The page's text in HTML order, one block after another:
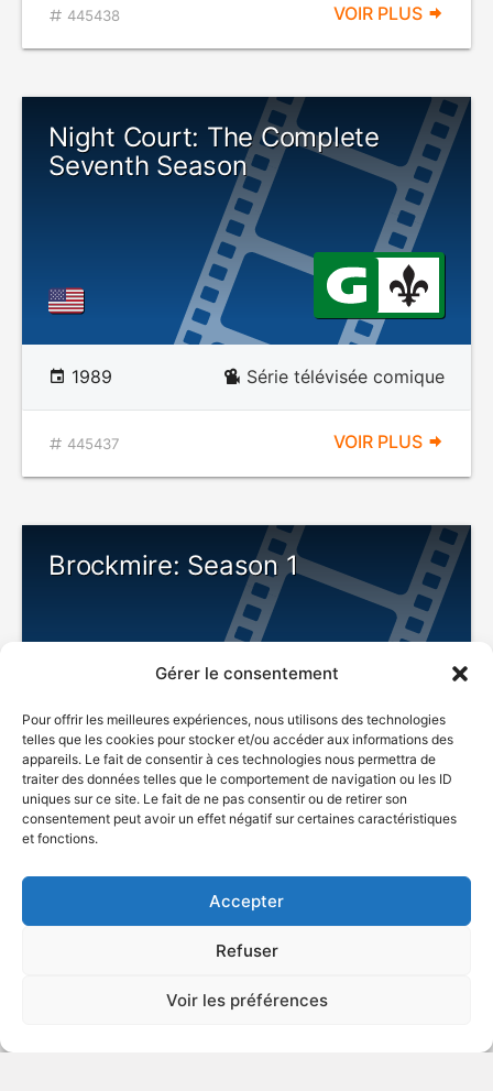
Gérer le consentement
Pour offrir les meilleures expériences, nous utilisons des technologies
telles que les cookies pour stocker et/ou accéder aux informations des
appareils. Le fait de consentir à ces technologies nous permettra de
traiter des données telles que le comportement de navigation ou les ID
uniques sur ce site. Le fait de ne pas consentir ou de retirer son
consentement peut avoir un effet négatif sur certaines caractéristiques
et fonctions.
Accepter
Refuser
Voir les préférences
445438 VOIR PLUS
Night Court: The Complete
Seventh Season
1989 Série télévisée comique
445437 VOIR PLUS
Brockmire: Season 1
2017 Série télévisée comique
The Wayans Bros.: The